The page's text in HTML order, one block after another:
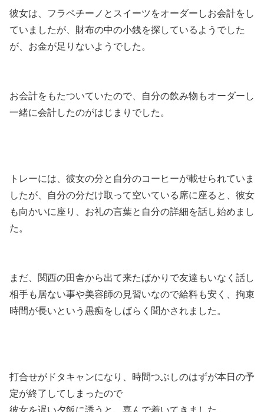
彼女は、フラペチーノとスイーツをオーダーしお会計をし
ていましたが、財布の中の小銭を探しているようでした
が、お金が足りないようでした。
お会計をもたついていたので、自分の飲み物もオーダーし
一緒に会計したのがはじまりでした。
トレーには、彼女の分と自分のコーヒーが載せられていま
したが、自分の分だけ取って空いている席に座ると、彼女
も向かいに座り、お礼の言葉と自分の詳細を話し始めまし
た。
まだ、関西の田舎から出て来たばかりで友達もいなく話し
相手も居ない事や美容師の見習いなので給料も安く、拘束
時間が長いという愚痴をしばらく聞かされました。
打合せがドタキャンになり、時間つぶしのはずが本日の予
定が終了してしまったので
彼女を遅い夕飯に誘うと、喜んで着いてきました。